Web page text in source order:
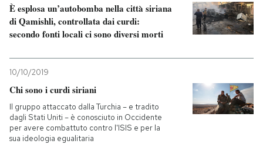
Politica
Tecnologia
Internet
Scienza
Cultura
Economia
Sport
Consumismi
Ok Boomer!
Media
Mondiali calcio 2026
È esplosa un’autobomba nella città siriana
di Qamishli, controllata dai curdi:
secondo fonti locali ci sono diversi morti
10/10/2019
Chi sono i curdi siriani
Il gruppo attaccato dalla Turchia – e tradito
dagli Stati Uniti – è conosciuto in Occidente
per avere combattuto contro l'ISIS e per la
sua ideologia egualitaria